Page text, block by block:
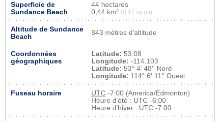
Superficie de
Sundance Beach
44 hectares
0,44 km² (0,17 sq mi)
Altitude de Sundance
Beach
843 mètres d'altitude
Coordonnées
géographiques
Latitude: 53.08
Longitude: -114.103
Latitude: 53° 4' 48'' Nord
Longitude: 114° 6' 11'' Ouest
Fuseau horaire UTC -7:00 (America/Edmonton)
Heure d'été : UTC -6:00
Heure d'hiver : UTC -7:00